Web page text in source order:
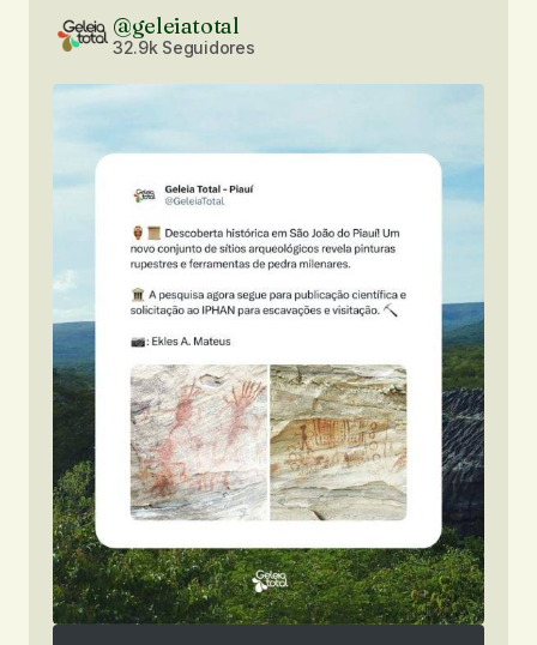
@geleiatotal
32.9k Seguidores